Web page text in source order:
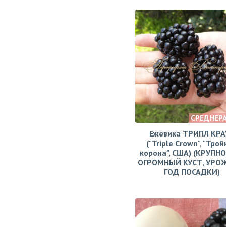
Ежевика ТРИПЛ
("Triple Crown",
корона", США)
ОГРОМНЫЙ КУСТ,
ГОД ПОСАДКИ)